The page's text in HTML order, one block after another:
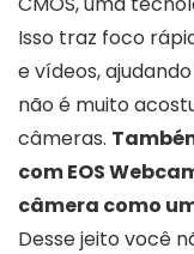
Isso traz foco
e vídeos,
não é muito
câmeras.
com EOS
câmera como
Desse jeito você